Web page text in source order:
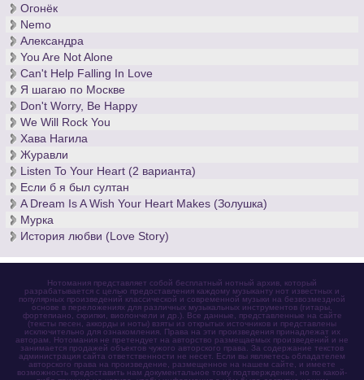
Огонёк
Nemo
Александра
You Are Not Alone
Can't Help Falling In Love
Я шагаю по Москве
Don't Worry, Be Happy
We Will Rock You
Хава Нагила
Журавли
Listen To Your Heart (2 варианта)
Если б я был султан
A Dream Is A Wish Your Heart Makes (Золушка)
Мурка
История любви (Love Story)
Нотомания представляет собой бесплатный нотный архив, который
разрабатывается с целью предоставления каждому музыканту нот известных и
популярных произведений классической и современной музыки на безвозмездной
основе в переложениях для различных музыкальных инструментов (гитары,
фортепиано, скрипки, виолончели и др.). Все данные, представленные на сайте
(тексты песен, аккорды и ноты) взяты из открытых источников и представлены
исключительно для ознакомления. Права на эти произведения принадлежат их
авторам. Нотомания не претендует на авторство размещаемых произведений и не
занимается продажей объектов чужого авторского права. За содержание текстов
администрация сайта ответственности не несет. Если вы являетесь обладателем
авторского права на произведение, размещенное на нашем сайте, и имеете
возможность предоставить нам документальное тому подтверждение, но по какой-